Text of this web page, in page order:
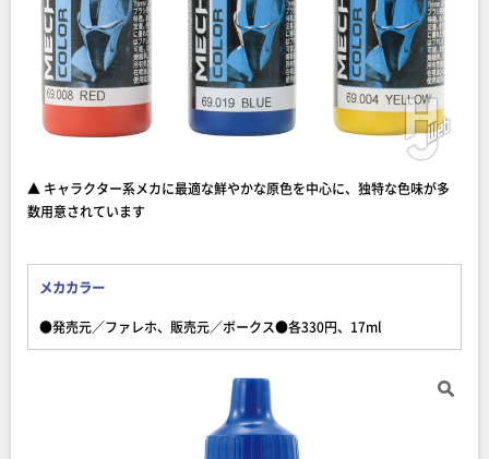
▲ キャラクター系メカに最適な鮮やかな原色を中心に、独特な色味が多
数用意されています
メカカラー
●発売元／ファレホ、販売元／ボークス●各330円、17ml